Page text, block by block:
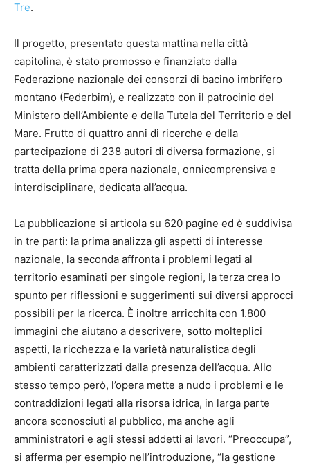
Tre.
Il progetto, presentato questa mattina nella città
capitolina, è stato promosso e finanziato dalla
Federazione nazionale dei consorzi di bacino imbrifero
montano (Federbim), e realizzato con il patrocinio del
Ministero dell’Ambiente e della Tutela del Territorio e del
Mare. Frutto di quattro anni di ricerche e della
partecipazione di 238 autori di diversa formazione, si
tratta della prima opera nazionale, onnicomprensiva e
interdisciplinare, dedicata all’acqua.
La pubblicazione si articola su 620 pagine ed è suddivisa
in tre parti: la prima analizza gli aspetti di interesse
nazionale, la seconda affronta i problemi legati al
territorio esaminati per singole regioni, la terza crea lo
spunto per riflessioni e suggerimenti sui diversi approcci
possibili per la ricerca. È inoltre arricchita con 1.800
immagini che aiutano a descrivere, sotto molteplici
aspetti, la ricchezza e la varietà naturalistica degli
ambienti caratterizzati dalla presenza dell’acqua. Allo
stesso tempo però, l’opera mette a nudo i problemi e le
contraddizioni legati alla risorsa idrica, in larga parte
ancora sconosciuti al pubblico, ma anche agli
amministratori e agli stessi addetti ai lavori. “Preoccupa”,
si afferma per esempio nell’introduzione, “la gestione